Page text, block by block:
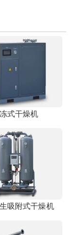
式干燥机
吸附式干燥机